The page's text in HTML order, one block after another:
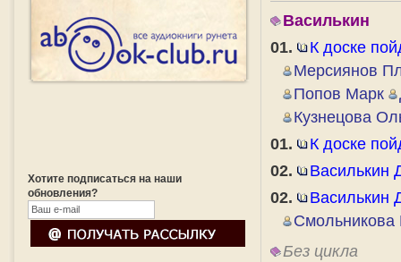
Хотите подписаться на наши
обновления?
Василькин
01.
К доске
Мерсиянов
Попов Марк
Кузнецова
01.
К доске
02.
Василькин
02.
Василькин
Смольникова
Без цикла